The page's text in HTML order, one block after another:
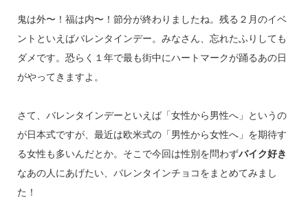
鬼は外〜！福は内〜！節分が終わりましたね。残る２月のイベ
ントといえばバレンタインデー。みなさん、忘れたふりしても
ダメです。恐らく１年で最も街中にハートマークが踊るあの日
がやってきますよ。
さて、バレンタインデーといえば「女性から男性へ」というの
が日本式ですが、最近は欧米式の「男性から女性へ」を期待す
る女性も多いんだとか。そこで今回は性別を問わずバイク好き
なあの人にあげたい、バレンタインチョコをまとめてみまし
た！